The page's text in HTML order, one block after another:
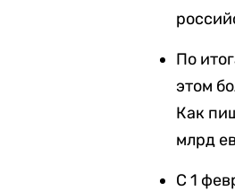
По
этом
Как
млрд
С 1